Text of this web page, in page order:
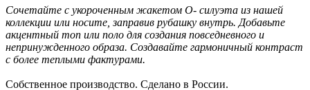
Сочетайте с укороченным жакетом О- силуэта из нашей
коллекции или носите, заправив рубашку внутрь. Добавьте
акцентный топ или поло для создания повседневного и
непринужденного образа. Создавайте гармоничный контраст
с более теплыми фактурами.
Собственное производство. Сделано в России.